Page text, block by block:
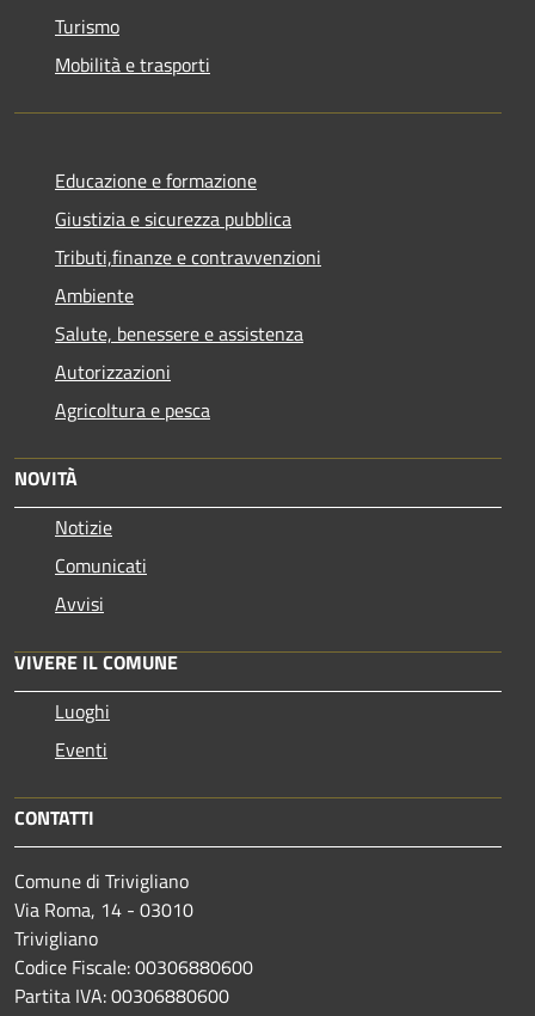
Turismo
Mobilità e trasporti
Educazione e formazione
Giustizia e sicurezza pubblica
Tributi,finanze e contravvenzioni
Ambiente
Salute, benessere e assistenza
Autorizzazioni
Agricoltura e pesca
NOVITÀ
Notizie
Comunicati
Avvisi
VIVERE IL COMUNE
Luoghi
Eventi
CONTATTI
Comune di Trivigliano
Via Roma, 14 - 03010
Trivigliano
Codice Fiscale: 00306880600
Partita IVA: 00306880600